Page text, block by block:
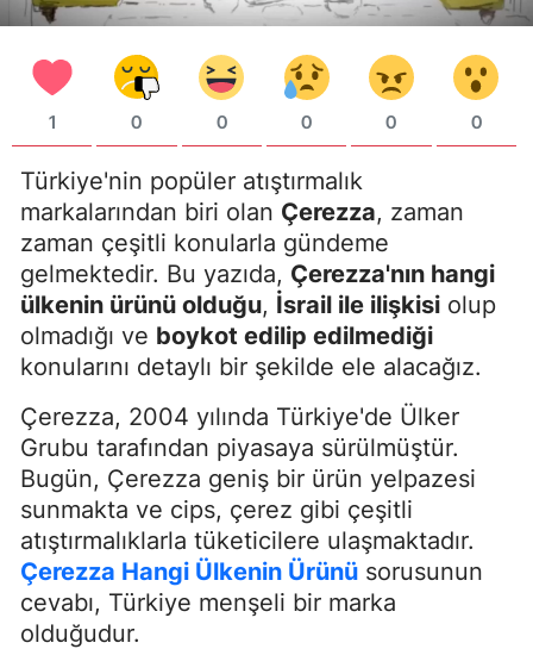
1 0 0 0 0 0
Türkiye'nin popüler atıştırmalık
markalarından biri olan Çerezza, zaman
zaman çeşitli konularla gündeme
gelmektedir. Bu yazıda, Çerezza'nın hangi
ülkenin ürünü olduğu, İsrail ile ilişkisi olup
olmadığı ve boykot edilip edilmediği
konularını detaylı bir şekilde ele alacağız.
Çerezza, 2004 yılında Türkiye'de Ülker
Grubu tarafından piyasaya sürülmüştür.
Bugün, Çerezza geniş bir ürün yelpazesi
sunmakta ve cips, çerez gibi çeşitli
atıştırmalıklarla tüketicilere ulaşmaktadır.
Çerezza Hangi Ülkenin Ürünü sorusunun
cevabı, Türkiye menşeli bir marka
olduğudur.